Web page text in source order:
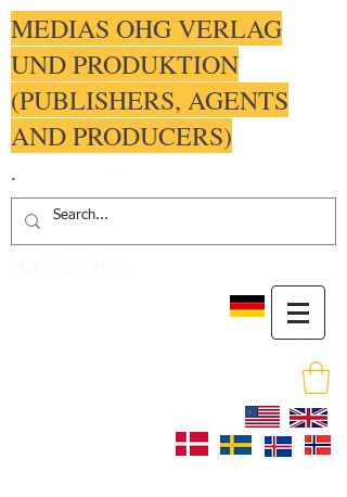
MEDIAS OHG VERLAG
UND PRODUKTION
(PUBLISHERS, AGENTS
AND PRODUCERS)
.